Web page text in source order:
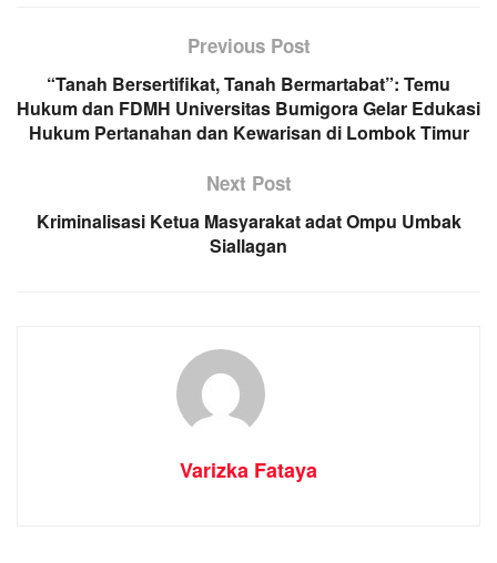
Previous Post
“Tanah Bersertifikat, Tanah Bermartabat”: Temu
Hukum dan FDMH Universitas Bumigora Gelar Edukasi
Hukum Pertanahan dan Kewarisan di Lombok Timur
Next Post
Kriminalisasi Ketua Masyarakat adat Ompu Umbak
Siallagan
Varizka Fataya